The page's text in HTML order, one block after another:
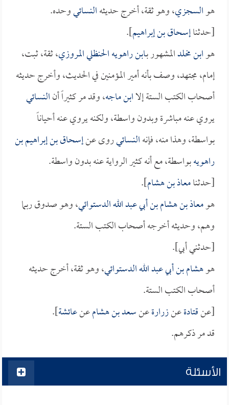
هوالسجزي، وهو ثقة، أخرج حديثهالنسائيوحده.
[حدثناإسحاق بن إبراهيم].
هوابن مخلدالمشهور بـابن راهويه الحنظلي المروزي، ثقة، ثبت،
إمام، مجتهد، وصف بأنه أمير المؤمنين في الحديث، وأخرج حديثه
أصحاب الكتب الستة إلاابن ماجه، وقد مر كثيراً أنالنسائي
يروي عنه مباشرة وبدون واسطة، ولكنه يروي عنه أحياناً
بواسطة، وهذا منه، فإنهالنسائيروى عنإسحاق بن إبراهيم بن
راهويهبواسطة، مع أنه كثير الرواية عنه بدون واسطة.
[حدثنامعاذ بن هشام].
هومعاذ بن هشام بن أبي عبد الله الدستوائي، وهو صدوق ربما
وهم، وحديثه أخرجه أصحاب الكتب الستة.
[حدثني أبي].
هوهشام بن أبي عبد الله الدستوائي، وهو ثقة، أخرج حديثه
أصحاب الكتب الستة.
[عنقتادةعنزرارةعنسعد بن هشامعنعائشة].
قد مر ذكرهم.
الأسئلة